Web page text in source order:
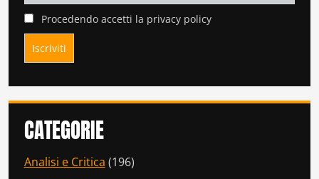
Procedendo accetti la privacy policy
CATEGORIE
Analisi e Critica (196)